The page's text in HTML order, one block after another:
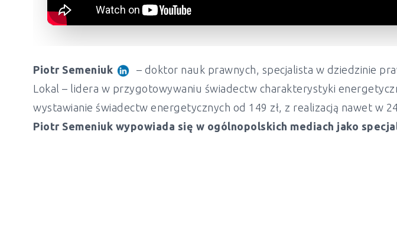
Piotr Semeniuk
– doktor nauk prawnych, specjalista w dziedzinie
Lokal – lidera w przygotowywaniu świadectw charakterystyki
wystawianie świadectw energetycznych od 149 zł, z realizacją nawet w
Piotr Semeniuk wypowiada się w ogólnopolskich mediach jako